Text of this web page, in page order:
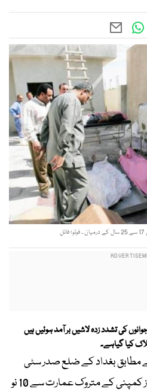
ایک خالی عمارت سے 10 نو جوانوں کی تشدد زدہ لاشیں بر آمد ہوئیں ہیں
کیا گیاہے۔
مطابق بغداد کے ضلع صدر سٹی
میں ماہا مل کے قریب ادویہساز کمپنی کے متروک عمارت سے 10 نو